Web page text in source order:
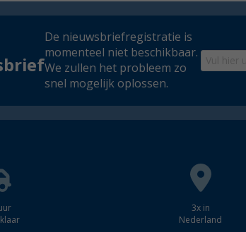
De nieuwsbriefregistratie is
momenteel niet beschikbaar.
We zullen het probleem zo
snel mogelijk oplossen.
3x in
Nederland